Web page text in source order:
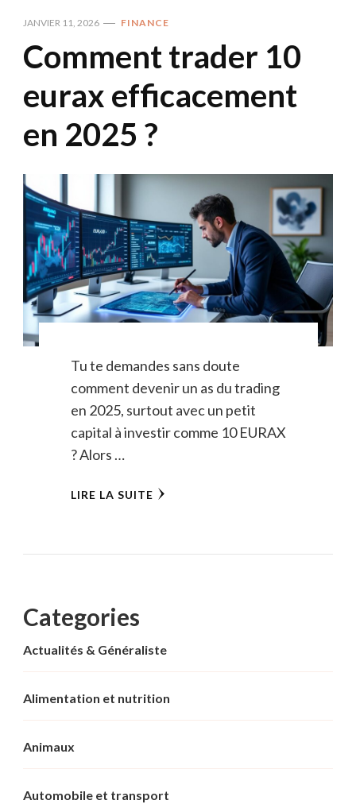
JANVIER 11, 2026 FINANCE
Comment trader 10
eurax efficacement
en 2025 ?
Tu te demandes sans doute
comment devenir un as du trading
en 2025, surtout avec un petit
capital à investir comme 10 EURAX
? Alors …
LIRE LA SUITE
Categories
Actualités & Généraliste
Alimentation et nutrition
Animaux
Automobile et transport